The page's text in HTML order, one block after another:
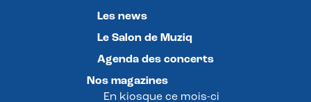
Les news
Le Salon de Muziq
Agenda des concerts
Nos magazines
En kiosque ce mois-ci